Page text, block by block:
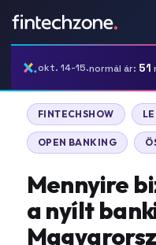
okt. 14-15.normál ár: 51
FINTECHSHOW
OPEN BANKING
Mennyire
a nyílt